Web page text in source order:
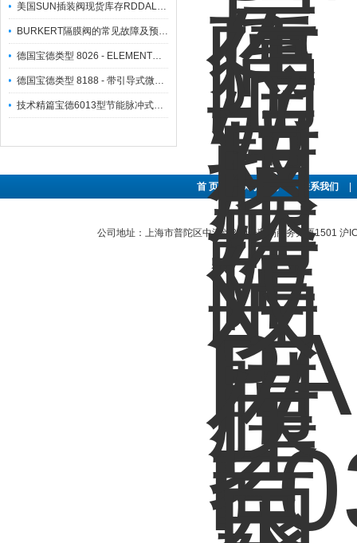
美国SUN插装阀现货库存RDDALCN技术参数
BURKERT隔膜阀的常见故障及预防和排除方法
德国宝德类型 8026 - ELEMENT设计，插入式式转子流量计
德国宝德类型 8188 - 带引导式微波的液位测量计
技术精篇宝德6013型节能脉冲式电磁阀安装使用
首 页 关于公司 联系我们
公司地址：上海市普陀区中江路889号曹杨商务大厦1501 沪